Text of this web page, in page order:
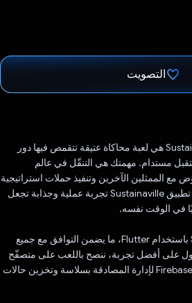
التصويت
Sustainaville: A Democracy Story هي لعبة محاكاة عتيقة تتقمص فيها دور
مستدام. مهمتك هي التنقّل في عالم
مع الممثلين الآخرين وتنفيذ حملات استراتيجية
وجمع التبرّعات وغير ذلك. يوفّر تطبيق Sustainaville تجربة عملية وجذابة تجعل
في الوقت نفسه.
لقد طوّرنا تطبيق Sustainaville باستخدام Flutter، ما يضمن التوافق مع جميع
على أفضل تجربة، ننصح باللعب على متصفّح
كمبيوتر مكتبي. لقد دمجنا أيضًا Firebase لإدارة المصادقة بسلاسة وتخزين حالات